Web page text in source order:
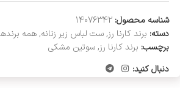
شناسه محصول: 14076342
دسته: برند کارنا رز,ست لباس زیر زنانه,همه
برچسب: برند کارنا رز,سوتین مشکی
دنبال کنید: